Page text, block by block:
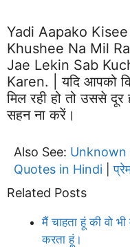
Yadi Aapako
Khushee Na Mil
Jae Lekin Sab
Karen. | यदि आपको
मिल रही हो तो उससे
सहन ना करें।
Also See: Unknown
Quotes in Hindi |
Related Posts
मैं चाहता हूं की वो
करता हूं।